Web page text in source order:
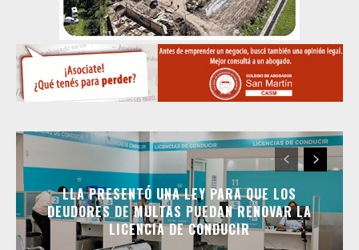
LLA PRESENTÓ UNA LEY PARA QUE LOS
DEUDORES DE MULTAS PUEDAN RENOVAR LA
LICENCIA DE CONDUCIR